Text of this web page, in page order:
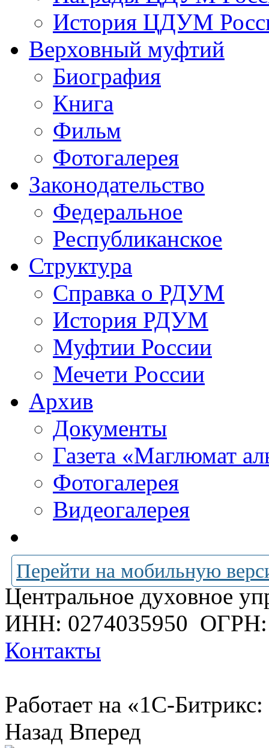
История ЦДУМ
Верховный муфтий
Биография
Книга
Фильм
Фотогалерея
Законодательство
Федеральное
Республиканское
Структура
Справка о РДУМ
История РДУМ
Муфтии России
Мечети России
Архив
Документы
Газета «Маглюмат
Фотогалерея
Видеогалерея
Перейти на мобильную
Центральное духовное
ИНН: 0274035950 ОГРН:
Контакты
Работает на «1С-
Назад Вперед